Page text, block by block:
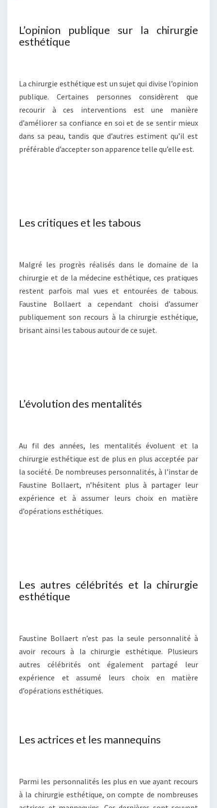
L’opinion publique sur la chirurgie
esthétique
La chirurgie esthétique est un sujet qui divise l’opinion
publique. Certaines personnes considèrent que
recourir à ces interventions est une manière
d’améliorer sa confiance en soi et de se sentir mieux
dans sa peau, tandis que d’autres estiment qu’il est
préférable d’accepter son apparence telle qu’elle est.
Les critiques et les tabous
Malgré les progrès réalisés dans le domaine de la
chirurgie et de la médecine esthétique, ces pratiques
restent parfois mal vues et entourées de tabous.
Faustine Bollaert a cependant choisi d’assumer
publiquement son recours à la chirurgie esthétique,
brisant ainsi les tabous autour de ce sujet.
L’évolution des mentalités
Au fil des années, les mentalités évoluent et la
chirurgie esthétique est de plus en plus acceptée par
la société. De nombreuses personnalités, à l’instar de
Faustine Bollaert, n’hésitent plus à partager leur
expérience et à assumer leurs choix en matière
d’opérations esthétiques.
Les autres célébrités et la chirurgie
esthétique
Faustine Bollaert n’est pas la seule personnalité à
avoir recours à la chirurgie esthétique. Plusieurs
autres célébrités ont également partagé leur
expérience et assumé leurs choix en matière
d’opérations esthétiques.
Les actrices et les mannequins
Parmi les personnalités les plus en vue ayant recours
à la chirurgie esthétique, on compte de nombreuses